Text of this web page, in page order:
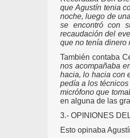
que Agustín tenia
noche, luego de
se encontró con
recaudación del
que no tenía dinero
También contaba
nos acompañaba
hacia, lo hacia con
pedía a los
micrófono que
en alguna de las
3.- OPINIONES
Esto opinaba